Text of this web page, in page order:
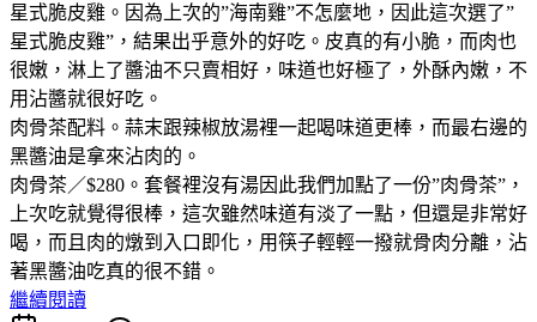
星式脆皮雞。因為上次的”海南雞”不怎麼地，因此這次選了”
星式脆皮雞”，結果出乎意外的好吃。皮真的有小脆，而肉也
很嫩，淋上了醬油不只賣相好，味道也好極了，外酥內嫩，不
用沾醬就很好吃。
肉骨茶配料。蒜末跟辣椒放湯裡一起喝味道更棒，而最右邊的
黑醬油是拿來沾肉的。
肉骨茶／$280。套餐裡沒有湯因此我們加點了一份”肉骨茶”，
上次吃就覺得很棒，這次雖然味道有淡了一點，但還是非常好
喝，而且肉的燉到入口即化，用筷子輕輕一撥就骨肉分離，沾
著黑醬油吃真的很不錯。
繼續閱讀